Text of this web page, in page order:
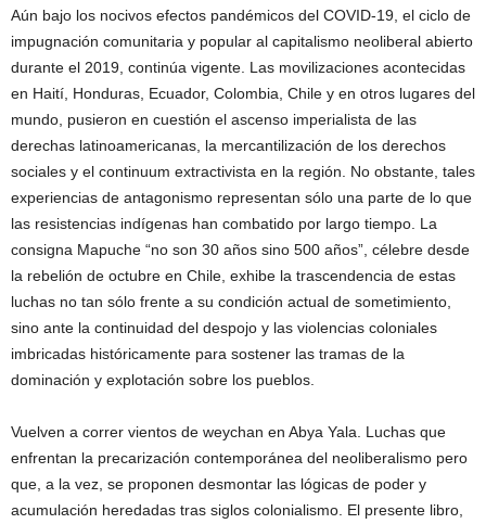
Aún bajo los nocivos efectos pandémicos del COVID-19, el ciclo de
impugnación comunitaria y popular al capitalismo neoliberal abierto
durante el 2019, continúa vigente. Las movilizaciones acontecidas
en Haití, Honduras, Ecuador, Colombia, Chile y en otros lugares del
mundo, pusieron en cuestión el ascenso imperialista de las
derechas latinoamericanas, la mercantilización de los derechos
sociales y el continuum extractivista en la región. No obstante, tales
experiencias de antagonismo representan sólo una parte de lo que
las resistencias indígenas han combatido por largo tiempo. La
consigna Mapuche “no son 30 años sino 500 años”, célebre desde
la rebelión de octubre en Chile, exhibe la trascendencia de estas
luchas no tan sólo frente a su condición actual de sometimiento,
sino ante la continuidad del despojo y las violencias coloniales
imbricadas históricamente para sostener las tramas de la
dominación y explotación sobre los pueblos.
Vuelven a correr vientos de weychan en Abya Yala. Luchas que
enfrentan la precarización contemporánea del neoliberalismo pero
que, a la vez, se proponen desmontar las lógicas de poder y
acumulación heredadas tras siglos colonialismo. El presente libro,